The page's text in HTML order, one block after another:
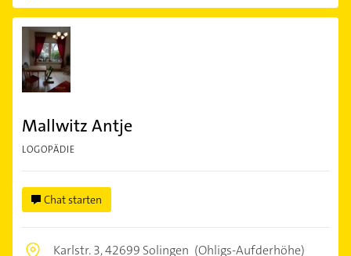
Mallwitz Antje
LOGOPÄDIE
Chat starten
Karlstr. 3,42699 Solingen (Ohligs-Aufderhöhe)